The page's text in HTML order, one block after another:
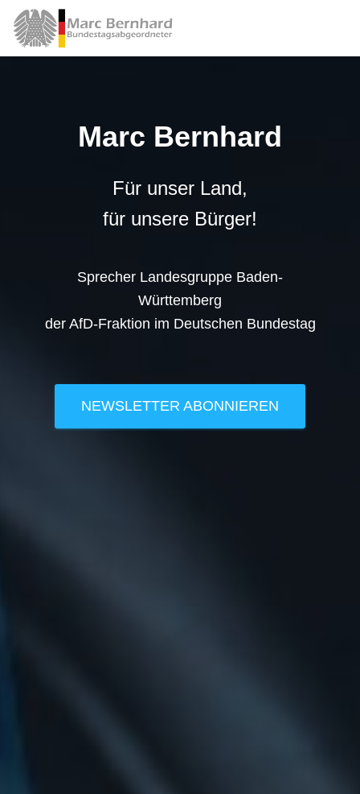
Marc Bernhard
Für unser Land,
für unsere Bürger!
Sprecher Landesgruppe Baden-
Württemberg
der AfD-Fraktion im Deutschen Bundestag
NEWSLETTER ABONNIEREN